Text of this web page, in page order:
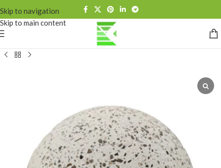
Skip to navigation
Skip to main content